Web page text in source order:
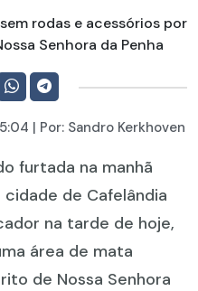
rodas e acessórios por
Senhora da Penha
| Por: Sandro Kerkhoven
furtada na manhã
de Cafelândia
na tarde de hoje,
área de mata
de Nossa Senhora